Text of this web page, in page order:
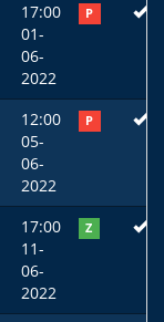
17:00
01-
06-
2022
P
12:00
05-
06-
2022
P
17:00
11-
06-
2022
Z